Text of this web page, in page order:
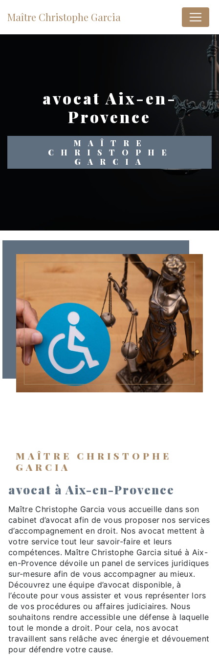
Maître Christophe Garcia
avocat Aix-en-
Provence
MAÎTRE
CHRISTOPHE
GARCIA
MAÎTRE CHRISTOPHE
GARCIA
avocat à Aix-en-Provence
Maître Christophe Garcia vous accueille dans son
cabinet d’avocat afin de vous proposer nos services
d’accompagnement en droit. Nos avocat mettent à
votre service tout leur savoir-faire et leurs
compétences. Maître Christophe Garcia situé à Aix-
en-Provence dévoile un panel de services juridiques
sur-mesure afin de vous accompagner au mieux.
Découvrez une équipe d’avocat disponible, à
l’écoute pour vous assister et vous représenter lors
de vos procédures ou affaires judiciaires. Nous
souhaitons rendre accessible une défense à laquelle
tout le monde a droit. Pour cela, nos avocat
travaillent sans relâche avec énergie et dévouement
pour défendre votre cause.